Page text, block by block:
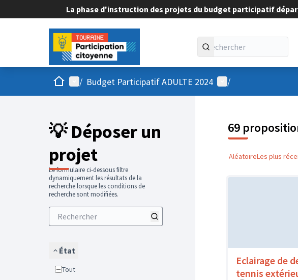
La phase d'instruction des projets du budget participatif
AccueilMenu principal
/ Budget Participatif ADULTE 2024 Menu utilisateur
/
💡 Déposer un
projet
Le formulaire ci-dessous filtre
dynamiquement les résultats de la
recherche lorsque les conditions de
recherche sont modifiées.
État
Tout
69
AléatoireLes plus
Eclairage de
tennis